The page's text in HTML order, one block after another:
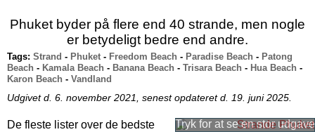
Phuket byder på flere end 40 strande, men nogle
er betydeligt bedre end andre.
Tags: Strand - Phuket - Freedom Beach - Paradise Beach - Patong
Beach - Kamala Beach - Banana Beach - Trisara Beach - Hua Beach -
Karon Beach - Vandland
Udgivet d. 6. november 2021, senest opdateret d. 19. juni 2025.
De fleste lister over de bedste